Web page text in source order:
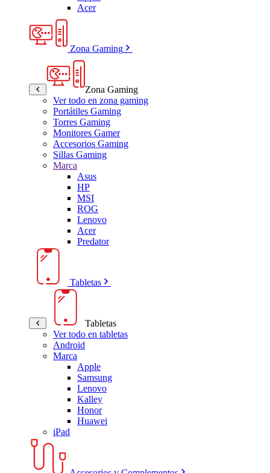
Acer
Zona Gaming
Zona Gaming
Ver todo en zona gaming
Portátiles Gaming
Torres Gaming
Monitores Gamer
Accesorios Gaming
Sillas Gaming
Marca
Asus
HP
MSI
ROG
Lenovo
Acer
Predator
Tabletas
Tabletas
Ver todo en tabletas
Android
Marca
Apple
Samsung
Lenovo
Kalley
Honor
Huawei
iPad